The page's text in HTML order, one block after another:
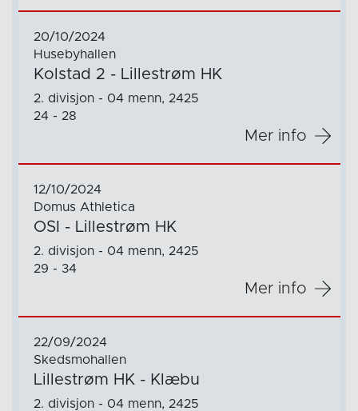
20/10/2024
Husebyhallen
Kolstad 2 - Lillestrøm HK
2. divisjon - 04 menn, 2425
24 - 28
Mer info
12/10/2024
Domus Athletica
OSI - Lillestrøm HK
2. divisjon - 04 menn, 2425
29 - 34
Mer info
22/09/2024
Skedsmohallen
Lillestrøm HK - Klæbu
2. divisjon - 04 menn, 2425